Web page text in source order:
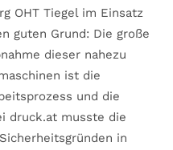
OHT Tiegel im Einsatz
guten Grund: Die große
dieser nahezu
ist die
und die
druck.at musste die
in